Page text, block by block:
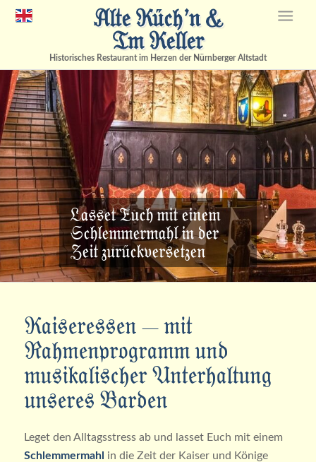
Alte Küch’n &
Im Keller
Historisches Restaurant im Herzen der Nürnberger Altstadt
Lasset Euch mit einem
Schlemmermahl in der
Zeit zurückversetzen
Kaiseressen – mit
Rahmenprogramm und
musikalischer Unterhaltung
unseres Barden
Leget den Alltagsstress ab und lasset Euch mit einem
Schlemmermahl in die Zeit der Kaiser und Könige